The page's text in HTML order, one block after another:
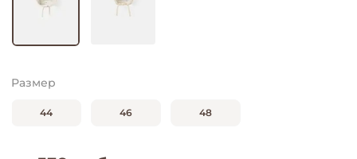
Размер
44 46 48